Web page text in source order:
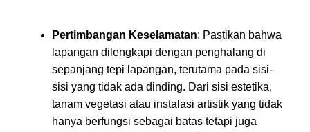
Pertimbangan Keselamatan: Pastikan bahwa
lapangan dilengkapi dengan penghalang di
sepanjang tepi lapangan, terutama pada sisi-
sisi yang tidak ada dinding. Dari sisi estetika,
tanam vegetasi atau instalasi artistik yang tidak
hanya berfungsi sebagai batas tetapi juga